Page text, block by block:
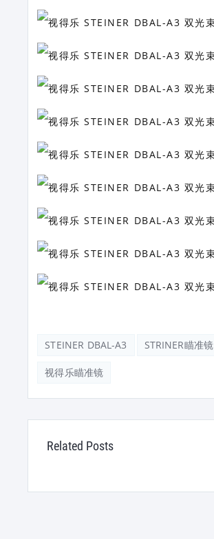
STEINER DBAL-A3 STRINER瞄准镜
视得乐瞄准镜
Related Posts